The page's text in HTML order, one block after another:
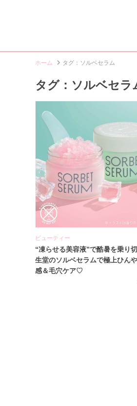
ホーム タグ：ソルベセラム
タグ：ソルベセラ
ビューティー
“凍らせる美容液”で酷暑を乗り
生堂のソルベセラムで極上ひん
感＆毛穴ケア♡